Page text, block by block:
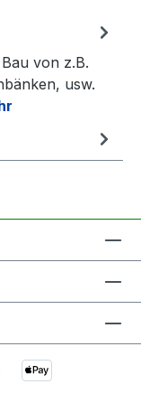
von z.B.
usw.